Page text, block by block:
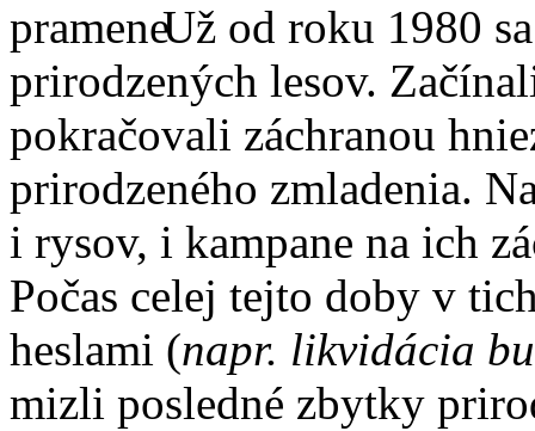
Už od roku 1980
prirodzených lesov.
pokračovali záchranou
prirodzeného zmladenia.
i rysov, i kampane na ich
Počas celej tejto doby v
heslami (napr. likvidácia
mizli posledné zbytky